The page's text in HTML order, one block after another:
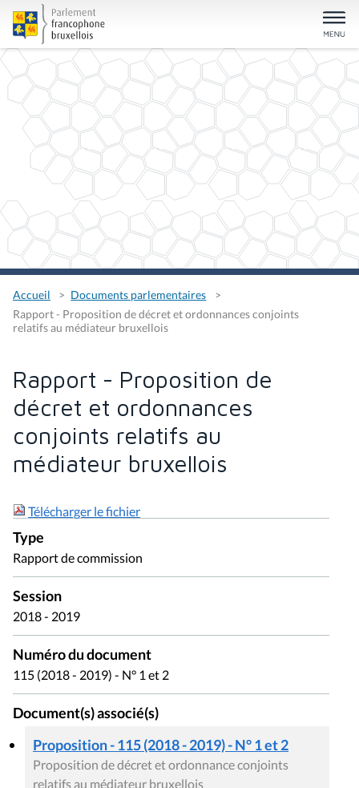
Accueil
Documents parlementaires
Rapport - Proposition de décret et ordonnances conjoints
relatifs au médiateur bruxellois
Rapport - Proposition de
décret et ordonnances
conjoints relatifs au
médiateur bruxellois
Télécharger le fichier
Type
Rapport de commission
Session
2018 - 2019
Numéro du document
115 (2018 - 2019) - N° 1 et 2
Document(s) associé(s)
Proposition - 115 (2018 - 2019) - N° 1 et 2
Proposition de décret et ordonnance conjoints
relatifs au médiateur bruxellois